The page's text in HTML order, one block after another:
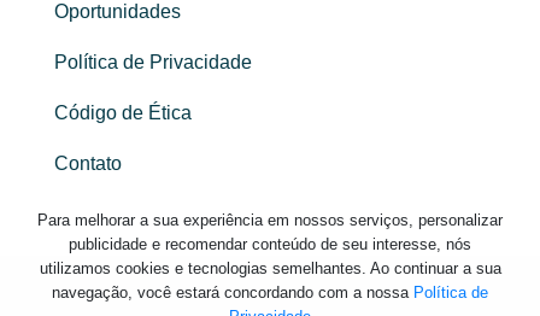
Oportunidades
Política de Privacidade
Código de Ética
Contato
Para melhorar a sua experiência em nossos serviços, personalizar
publicidade e recomendar conteúdo de seu interesse, nós
utilizamos cookies e tecnologias semelhantes. Ao continuar a sua
navegação, você estará concordando com a nossa Política de